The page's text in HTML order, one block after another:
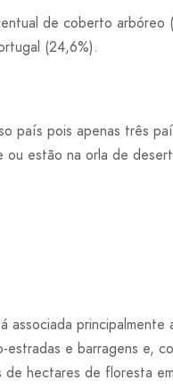
de coberto arbóreo
(24,6%).
país pois apenas três
ou estão na orla de
estradas e barragens e,
de hectares de floresta